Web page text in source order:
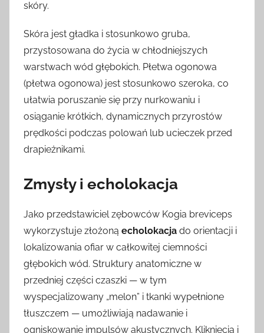
skóry.
Skóra jest gładka i stosunkowo gruba,
przystosowana do życia w chłodniejszych
warstwach wód głębokich. Płetwa ogonowa
(płetwa ogonowa) jest stosunkowo szeroka, co
ułatwia poruszanie się przy nurkowaniu i
osiąganie krótkich, dynamicznych przyrostów
prędkości podczas polowań lub ucieczek przed
drapieżnikami.
Zmysły i echolokacja
Jako przedstawiciel zębowców Kogia breviceps
wykorzystuje złożoną echolokacja do orientacji i
lokalizowania ofiar w całkowitej ciemności
głębokich wód. Struktury anatomiczne w
przedniej części czaszki — w tym
wyspecjalizowany „melon” i tkanki wypełnione
tłuszczem — umożliwiają nadawanie i
ogniskowanie impulsów akustycznych. Kliknięcia i